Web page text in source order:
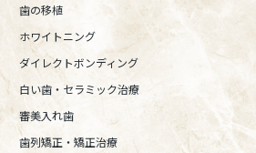
歯の移植
ホワイトニング
ダイレクトボンディング
白い歯・セラミック治療
審美入れ歯
歯列矯正・矯正治療